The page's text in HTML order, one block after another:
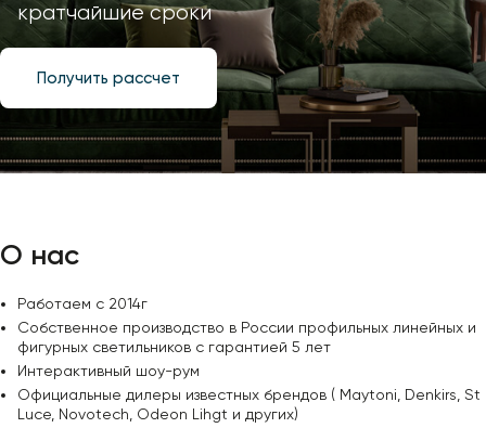
кратчайшие сроки
Получить рассчет
О нас
Работаем с 2014г
Собственное производство в России профильных линейных и
фигурных светильников с гарантией 5 лет
Интерактивный шоу-рум
Официальные дилеры известных брендов ( Maytoni, Denkirs, St
Luce, Novotech, Odeon Lihgt и других)
Лампочки